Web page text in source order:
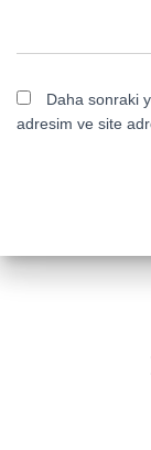
Daha sonraki
adresim ve site